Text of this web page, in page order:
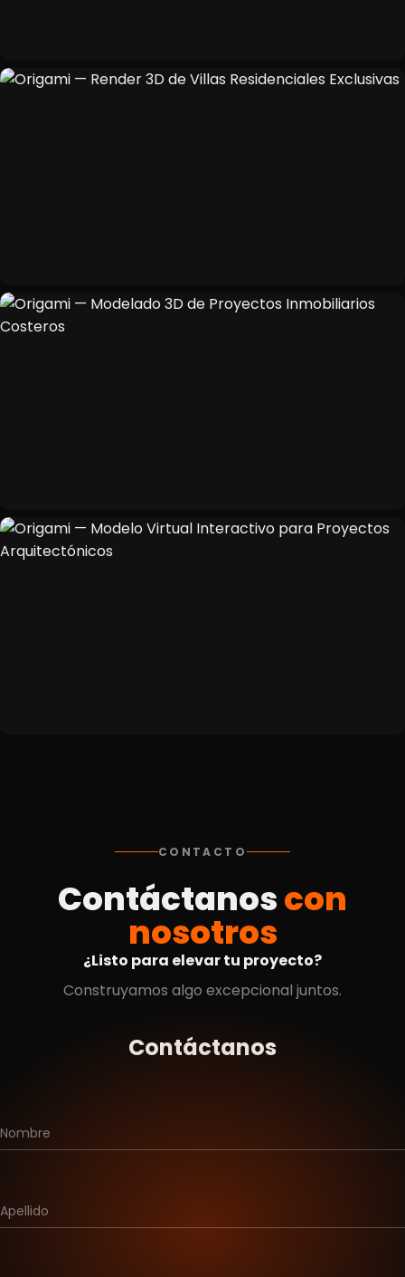
01 Quiénes Somos
CONTACTO
Contáctanoscon
nosotros
¿Listo para elevar tu proyecto?
Construyamos algo excepcional juntos.
Contáctanos
Nombre
Apellido